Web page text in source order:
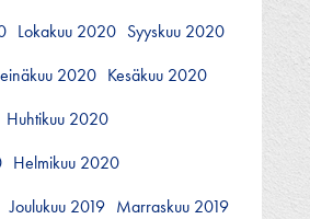
Lokakuu 2020 Syyskuu 2020
2020 Kesäkuu 2020
Huhtikuu 2020
Helmikuu 2020
Joulukuu 2019 Marraskuu 2019